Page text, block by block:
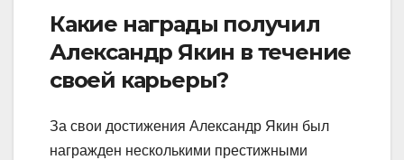
Какие награды получил
Александр Якин в течение
своей карьеры?
За свои достижения Александр Якин был
награжден несколькими престижными